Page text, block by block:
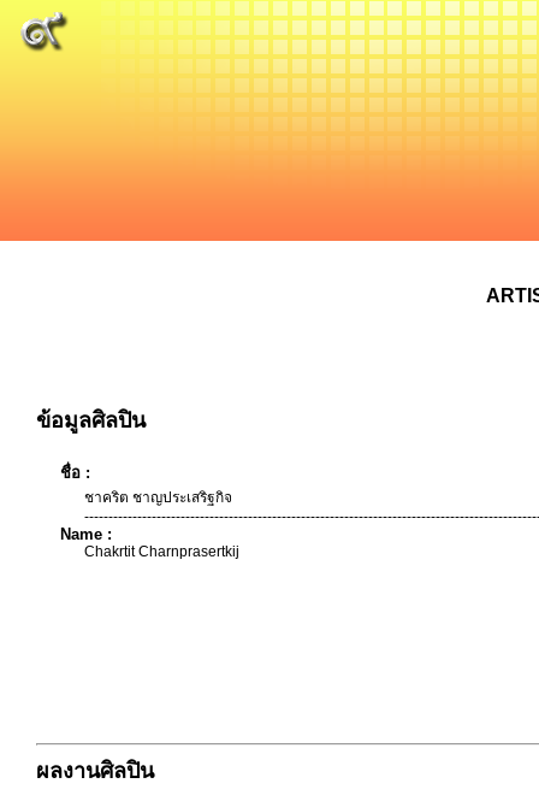
ข้อมูลศิลปิน
ชื่อ :
ชาคริต ชาญประเสริฐกิจ
Name :
Chakrtit Charnprasertkij
ผลงานศิลปิน